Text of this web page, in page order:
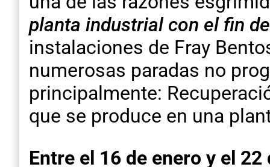
planta industrial con el fin
instalaciones de Fray
numerosas paradas no
principalmente:
que se produce en una
Entre el 16 de enero y el